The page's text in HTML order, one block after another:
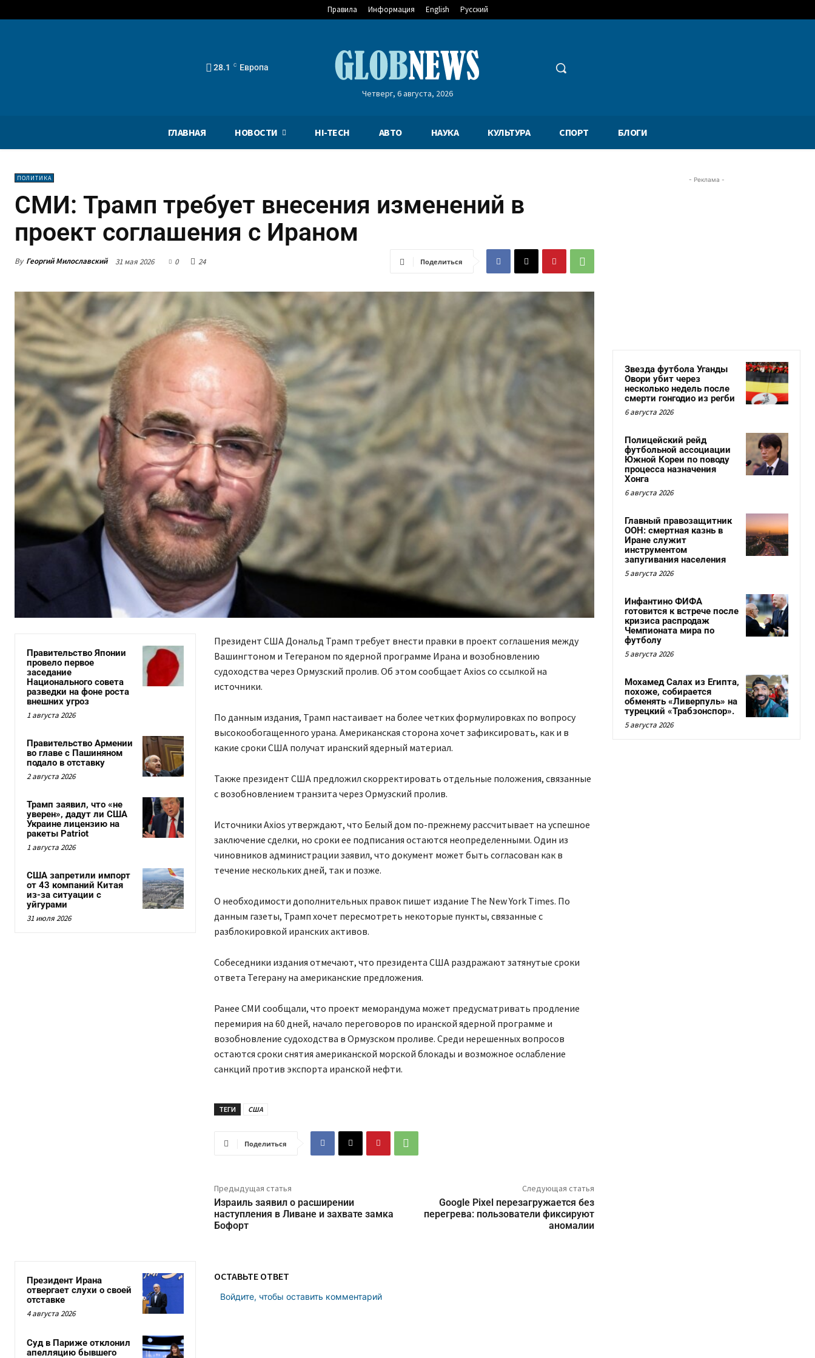
Правила Информация English Русский
28.1 C Европа
Четверг, 6 августа, 2026
ГЛАВНАЯ НОВОСТИ HI-TECH АВТО НАУКА КУЛЬТУРА СПОРТ БЛОГИ
ПОЛИТИКА
СМИ: Трамп требует внесения изменений в
проект соглашения с Ираном
By Георгий Милославский 31 мая 2026 0 24 Поделиться
Правительство Японии
провело первое
заседание
Национального совета
разведки на фоне роста
внешних угроз
1 августа 2026
Правительство Армении
во главе с Пашиняном
подало в отставку
2 августа 2026
Трамп заявил, что «не
уверен», дадут ли США
Украине лицензию на
ракеты Patriot
1 августа 2026
США запретили импорт
от 43 компаний Китая
из-за ситуации с
уйгурами
31 июля 2026
Президент США Дональд Трамп требует внести правки в проект соглашения между
Вашингтоном и Тегераном по ядерной программе Ирана и возобновлению
судоходства через Ормузский пролив. Об этом сообщает Axios со ссылкой на
источники.
По данным издания, Трамп настаивает на более четких формулировках по вопросу
высокообогащенного урана. Американская сторона хочет зафиксировать, как и в
какие сроки США получат иранский ядерный материал.
Также президент США предложил скорректировать отдельные положения, связанные
с возобновлением транзита через Ормузский пролив.
Источники Axios утверждают, что Белый дом по-прежнему рассчитывает на успешное
заключение сделки, но сроки ее подписания остаются неопределенными. Один из
чиновников администрации заявил, что документ может быть согласован как в
течение нескольких дней, так и позже.
О необходимости дополнительных правок пишет издание The New York Times. По
данным газеты, Трамп хочет пересмотреть некоторые пункты, связанные с
разблокировкой иранских активов.
Собеседники издания отмечают, что президента США раздражают затянутые сроки
ответа Тегерану на американские предложения.
Ранее СМИ сообщали, что проект меморандума может предусматривать продление
перемирия на 60 дней, начало переговоров по иранской ядерной программе и
возобновление судоходства в Ормузском проливе. Среди нерешенных вопросов
остаются сроки снятия американской морской блокады и возможное ослабление
санкций против экспорта иранской нефти.
ТЕГИ США
Поделиться
Предыдущая статья
Израиль заявил о расширении
наступления в Ливане и захвате замка
Бофорт
Следующая статья
Google Pixel перезагружается без
перегрева: пользователи фиксируют
аномалии
Президент Ирана
отвергает слухи о своей
отставке
4 августа 2026
Суд в Париже отклонил
апелляцию бывшего
ОСТАВЬТЕ ОТВЕТ
Войдите, чтобы оставить комментарий
- Реклама -
Звезда футбола Уганды
Овори убит через
несколько недель после
смерти гонгодио из регби
6 августа 2026
Полицейский рейд
футбольной ассоциации
Южной Кореи по поводу
процесса назначения
Хонга
6 августа 2026
Главный правозащитник
ООН: смертная казнь в
Иране служит
инструментом
запугивания населения
5 августа 2026
Инфантино ФИФА
готовится к встрече после
кризиса распродаж
Чемпионата мира по
футболу
5 августа 2026
Мохамед Салах из Египта,
похоже, собирается
обменять «Ливерпуль» на
турецкий «Трабзонспор».
5 августа 2026